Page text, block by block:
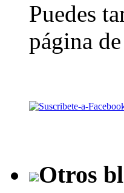
Puedes
página
Otros